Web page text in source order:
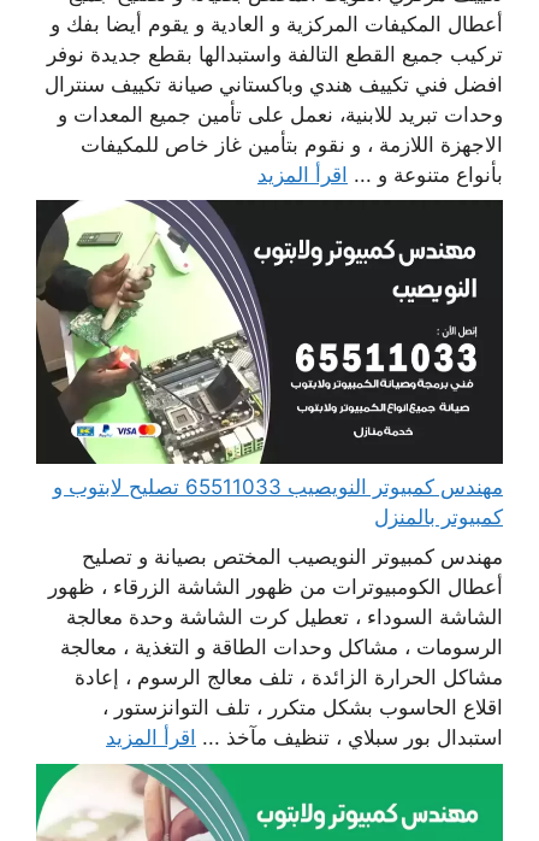
أعطال المكيفات المركزية و العادية و يقوم أيضا بفك و
تركيب جميع القطع التالفة واستبدالها بقطع جديدة نوفر
افضل فني تكييف هندي وباكستاني صيانة تكييف سنترال
وحدات تبريد للابنية، نعمل على تأمين جميع المعدات و
الاجهزة اللازمة ، و نقوم بتأمين غاز خاص للمكيفات
بأنواع متنوعة و ... اقرأ المزيد
مهندس كمبيوتر النويصيب 65511033 تصليح لابتوب و
كمبيوتر بالمنزل
مهندس كمبيوتر النويصيب المختص بصيانة و تصليح
أعطال الكومبيوترات من ظهور الشاشة الزرقاء ، ظهور
الشاشة السوداء ، تعطيل كرت الشاشة وحدة معالجة
الرسومات ، مشاكل وحدات الطاقة و التغذية ، معالجة
مشاكل الحرارة الزائدة ، تلف معالج الرسوم ، إعادة
اقلاع الحاسوب بشكل متكرر ، تلف التوانزستور ،
استبدال بور سبلاي ، تنظيف مآخذ ... اقرأ المزيد